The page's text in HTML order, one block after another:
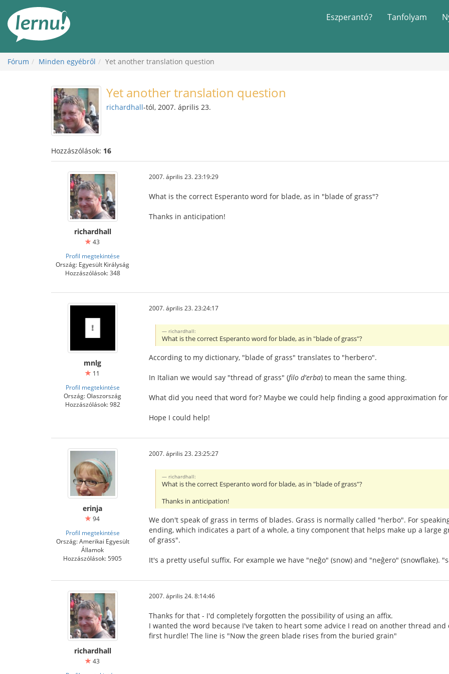
Eszperantó? Tanfolyam
Fórum Minden egyébről Yet another translation question
Yet another translation question
richardhall-tól, 2007. április 23.
Hozzászólások: 16
richardhall
43
Profil megtekintése
Ország: Egyesült Királyság
Hozzászólások: 348
2007. április 23. 23:19:29
What is the correct Esperanto word for blade, as in "blade of grass"?
Thanks in anticipation!
mnlg
11
Profil megtekintése
Ország: Olaszország
Hozzászólások: 982
2007. április 23. 23:24:17
richardhall:
What is the correct Esperanto word for blade, as in "blade of grass"?
According to my dictionary, "blade of grass" translates to "herbero".
In Italian we would say "thread of grass" (filo d'erba) to mean the same thing.
What did you need that word for? Maybe we could help finding a good approximation
Hope I could help!
erinja
94
Profil megtekintése
Ország: Amerikai Egyesült
Államok
Hozzászólások: 5905
2007. április 23. 23:25:27
richardhall:
What is the correct Esperanto word for blade, as in "blade of grass"?
Thanks in anticipation!
We don't speak of grass in terms of blades. Grass is normally called "herbo". For
ending, which indicates a part of a whole, a tiny component that helps make up a large
of grass".
It's a pretty useful suffix. For example we have "neĝo" (snow) and "neĝero" (snowflake).
richardhall
43
2007. április 24. 8:14:46
Thanks for that - I'd completely forgotten the possibility of using an affix.
I wanted the word because I've taken to heart some advice I read on another thread
first hurdle! The line is "Now the green blade rises from the buried grain"